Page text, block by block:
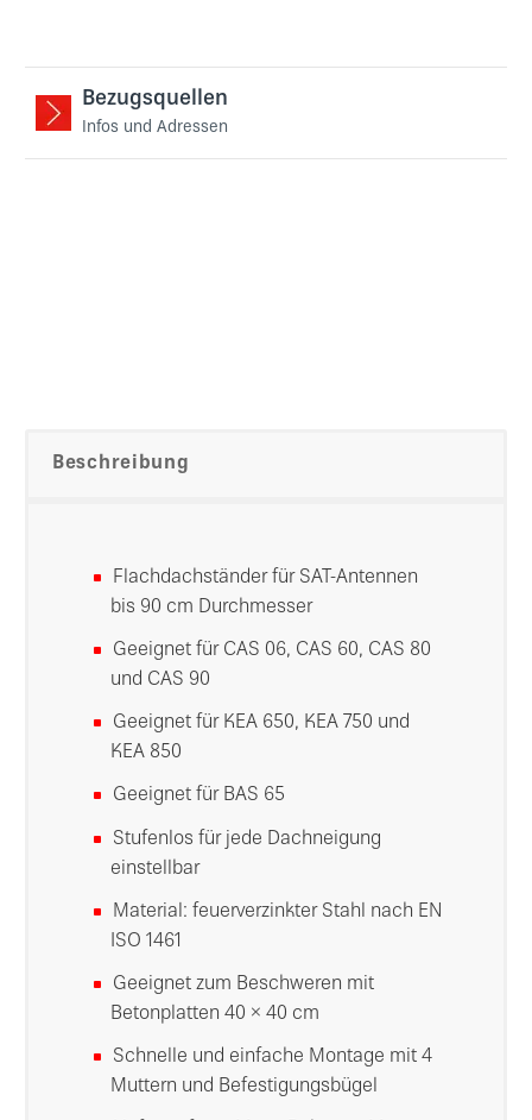
Bezugsquellen
Infos und Adressen
Beschreibung
Flachdachständer für SAT-Antennen
bis 90 cm Durchmesser
Geeignet für CAS 06, CAS 60, CAS 80
und CAS 90
Geeignet für KEA 650, KEA 750 und
KEA 850
Geeignet für BAS 65
Stufenlos für jede Dachneigung
einstellbar
Material: feuerverzinkter Stahl nach EN
ISO 1461
Geeignet zum Beschweren mit
Betonplatten 40 × 40 cm
Schnelle und einfache Montage mit 4
Muttern und Befestigungsbügel